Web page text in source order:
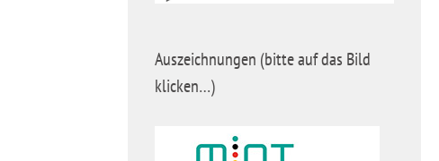
Auszeichnungen (bitte auf das Bild
klicken…)